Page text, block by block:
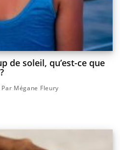
de soleil, qu’est-ce que
Par Mégane Fleury